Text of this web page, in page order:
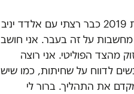
"קודם כל זו לא הפעם הראשונה שלי: בסבב ראשון של בחירות 2019 כבר רצתי עם אלדד יניב
על זה בעבר. אני חושב
מהצד הפוליטי. אני רוצה
לדווח על שחיתות, כמו שיש
את התהליך. ברור לי